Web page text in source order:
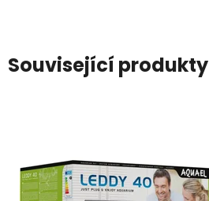
Související produkty